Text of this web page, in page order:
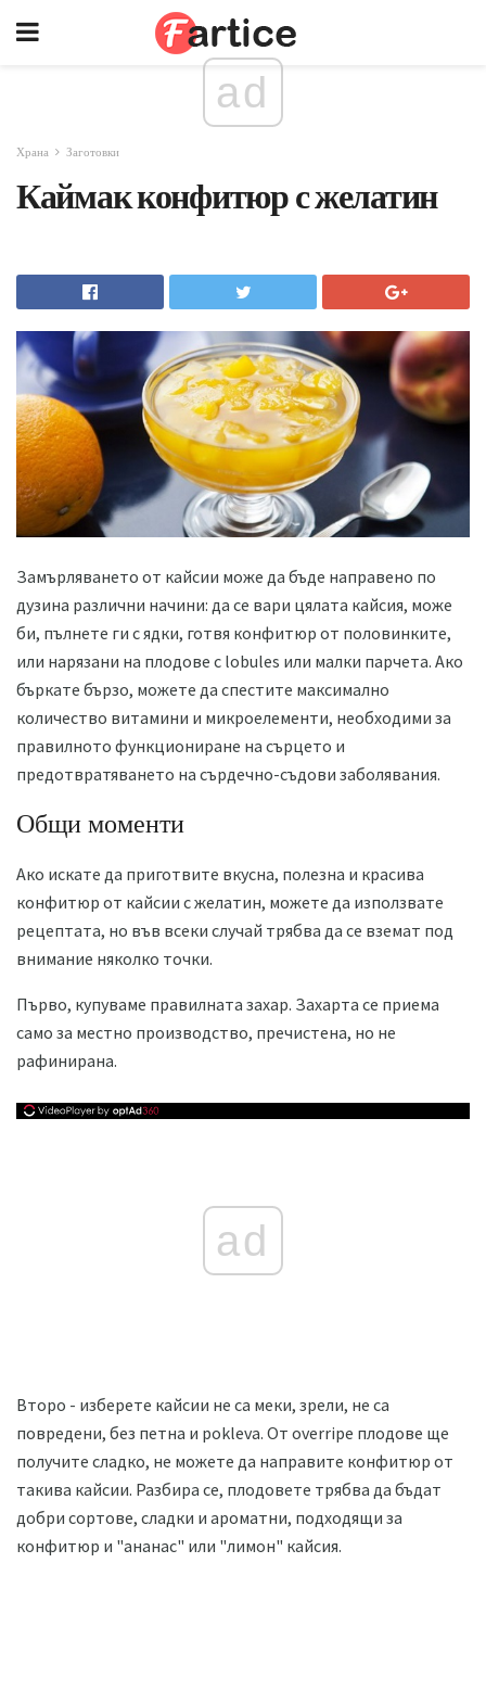
ad
Храна Заготовки
Каймак конфитюр с желатин
Замърляването от кайсии може да бъде направено по
дузина различни начини: да се вари цялата кайсия, може
би, пълнете ги с ядки, готвя конфитюр от половинките,
или нарязани на плодове с lobules или малки парчета. Ако
бъркате бързо, можете да спестите максимално
количество витамини и микроелементи, необходими за
правилното функциониране на сърцето и
предотвратяването на сърдечно-съдови заболявания.
Общи моменти
Ако искате да приготвите вкусна, полезна и красива
конфитюр от кайсии с желатин, можете да използвате
рецептата, но във всеки случай трябва да се вземат под
внимание няколко точки.
Първо, купуваме правилната захар. Захарта се приема
само за местно производство, пречистена, но не
рафинирана.
ad
Второ - изберете кайсии не са меки, зрели, не са
повредени, без петна и pokleva. От overripe плодове ще
получите сладко, не можете да направите конфитюр от
такива кайсии. Разбира се, плодовете трябва да бъдат
добри сортове, сладки и ароматни, подходящи за
конфитюр и "ананас" или "лимон" кайсия.